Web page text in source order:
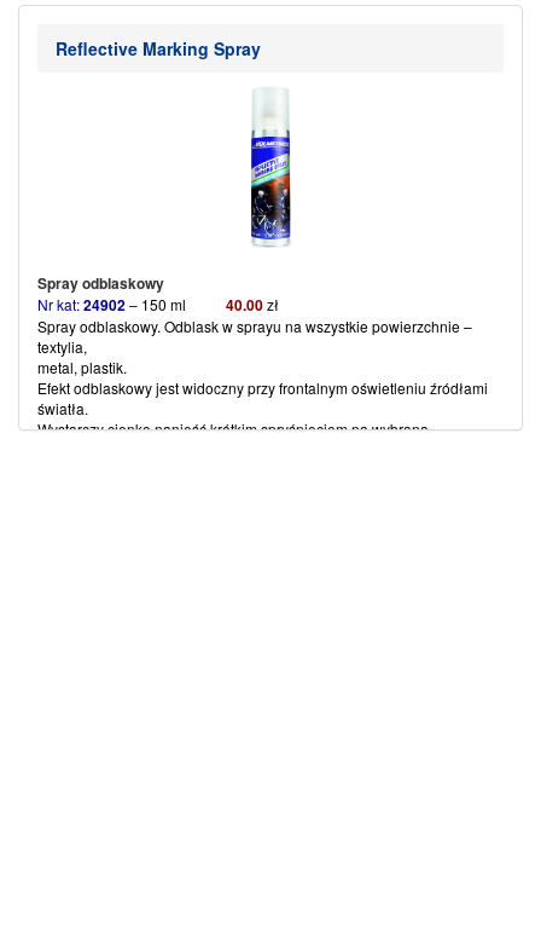
Reflective Marking Spray
Spray odblaskowy
Nr kat:24902– 150 ml 40.00zł
Spray odblaskowy. Odblask w sprayu na wszystkie powierzchnie –
textylia,
metal, plastik.
Efekt odblaskowy jest widoczny przy frontalnym oświetleniu źródłami
światła.
Wystarczy cienko nanieść krótkim spryśnięciem na wybraną